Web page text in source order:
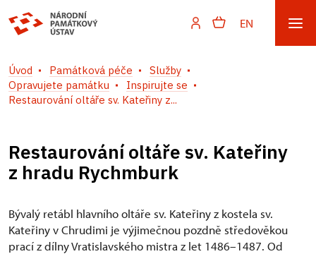
EN
Úvod Památková péče
Služby
Opravujete památku
Inspirujte se
Restaurování oltáře sv. Kateřiny z...
Restaurování oltáře sv. Kateřiny
z hradu Rychmburk
Bývalý retábl hlavního oltáře sv. Kateřiny z kostela sv.
Kateřiny v Chrudimi je výjimečnou pozdně středověkou
prací z dílny Vratislavského mistra z let 1486–1487. Od